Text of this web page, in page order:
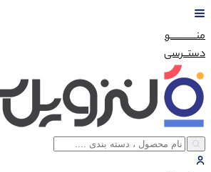
منــــــــــــو
دستــرسی